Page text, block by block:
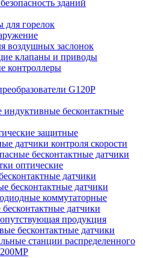
зданий
горелок
воздушных заслонок
клапаны и приводы
контроллеры
G120P
бесконтактные
защитные
датчики контроля скорости
бесконтактные датчики
оптические
датчики
бесконтактные датчики
коммутаторные
датчики
продукция
бесконтактные датчики
станции распределенного